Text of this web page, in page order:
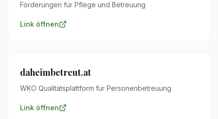
Förderungen für Pflege und Betreuung
Link öffnen
daheimbetreut.at
WKO Qualitätsplattform für Personenbetreuung
Link öffnen